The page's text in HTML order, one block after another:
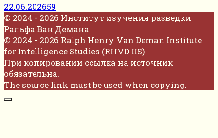
22.06.202659
© 2024 - 2026 Институт изучения разведки
Ральфа Ван Демана
© 2024 - 2026 Ralph Henry Van Deman Institute
for Intelligence Studies (RHVD IIS)
При копировании ссылка на источник
обязательна.
The source link must be used when copying.